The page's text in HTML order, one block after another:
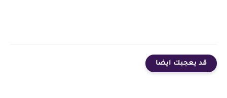
قد يعجبك ايضا